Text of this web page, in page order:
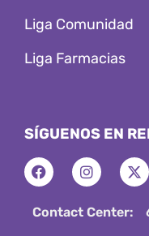
Liga Comunidad
Liga Farmacias
SÍGUENOS EN
Contact Center: